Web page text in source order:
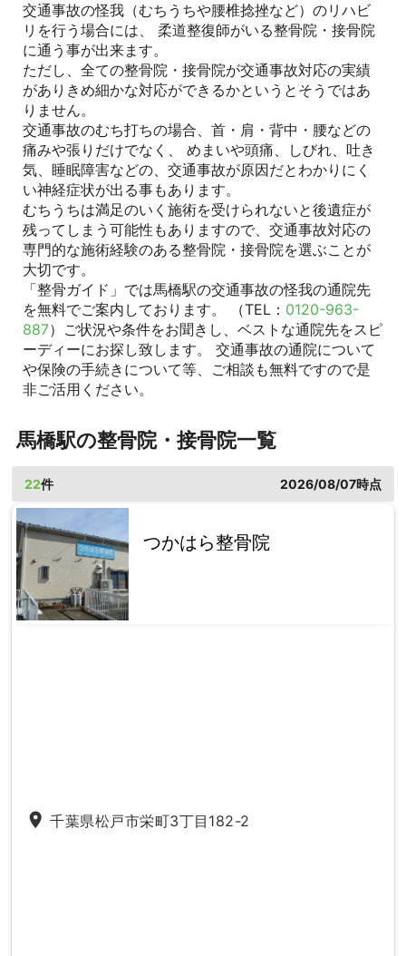
交通事故の怪我（むちうちや腰椎捻挫など）のリハビ
リを行う場合には、 柔道整復師がいる整骨院・接骨院
に通う事が出来ます。
ただし、全ての整骨院・接骨院が交通事故対応の実績
がありきめ細かな対応ができるかというとそうではあ
りません。
交通事故のむち打ちの場合、首・肩・背中・腰などの
痛みや張りだけでなく、 めまいや頭痛、しびれ、吐き
気、睡眠障害などの、交通事故が原因だとわかりにく
い神経症状が出る事もあります。
むちうちは満足のいく施術を受けられないと後遺症が
残ってしまう可能性もありますので、交通事故対応の
専門的な施術経験のある整骨院・接骨院を選ぶことが
大切です。
「整骨ガイド」では馬橋駅の交通事故の怪我の通院先
を無料でご案内しております。 （TEL： 0120-963-
887）ご状況や条件をお聞きし、ベストな通院先をスピ
ーディーにお探し致します。 交通事故の通院について
や保険の手続きについて等、ご相談も無料ですので是
非ご活用ください。
馬橋駅の整骨院・接骨院一覧
22件 2026/08/07時点
つかはら整骨院
place 千葉県松戸市栄町3丁目182-2